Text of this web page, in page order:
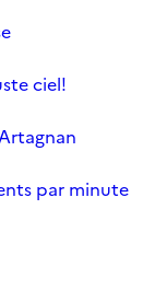
ciel!
par minute